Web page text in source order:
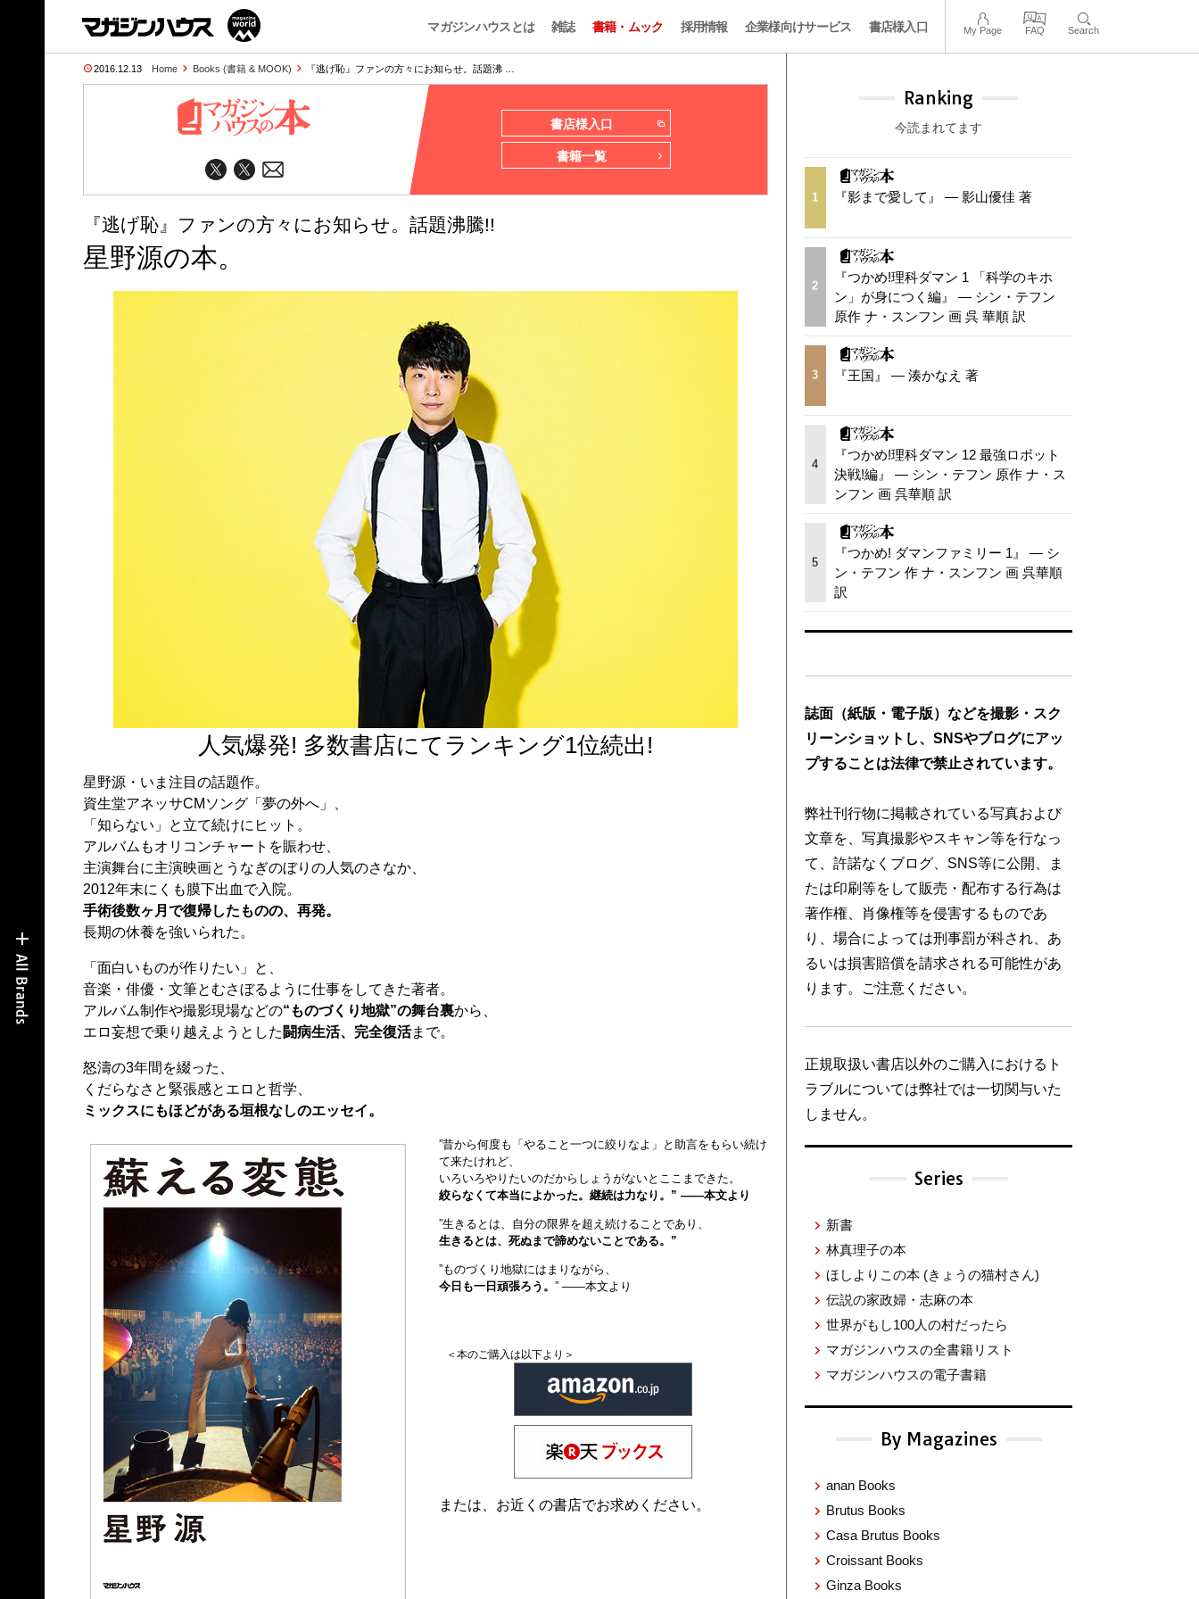
マガジンハウスとは 雑誌 書籍・ムック 採用情報 企業様向けサービス 書店様入口 My Page FAQ Search
2016.12.13 Home Books (書籍 & MOOK) 『逃げ恥』ファンの方々にお知らせ。話題沸 …
書店様入口
書籍一覧
『逃げ恥』ファンの方々にお知らせ。話題沸騰!!
星野源の本。
人気爆発! 多数書店にてランキング1位続出!
星野源・いま注目の話題作。
資生堂アネッサCMソング「夢の外へ」、
「知らない」と立て続けにヒット。
アルバムもオリコンチャートを賑わせ、
主演舞台に主演映画とうなぎのぼりの人気のさなか、
2012年末にくも膜下出血で入院。
手術後数ヶ月で復帰したものの、再発。
長期の休養を強いられた。
「面白いものが作りたい」と、
音楽・俳優・文筆とむさぼるように仕事をしてきた著者。
アルバム制作や撮影現場などの“ものづくり地獄”の舞台裏から、
エロ妄想で乗り越えようとした 闘病生活、完全復活まで。
怒濤の3年間を綴った、
くだらなさと緊張感とエロと哲学、
ミックスにもほどがある垣根なしのエッセイ。
”昔から何度も「やること一つに絞りなよ」と助言をもらい続け
て来たけれど、
いろいろやりたいのだからしょうがないとここまできた。
絞らなくて本当によかった。継続は力なり。” ――本文より
”生きるとは、自分の限界を超え続けることであり、
生きるとは、死ぬまで諦めないことである。”
”ものづくり地獄にはまりながら、
今日も一日頑張ろう。 ” ――本文より
＜本のご購入は以下より＞
または、お近くの書店でお求めください。
Ranking
今読まれてます
1 『影まで愛して』 — 影山優佳 著
2
『つかめ!理科ダマン 1 「科学のキホ
ン」が身につく編』 — シン・テフン
原作 ナ・スンフン 画 呉 華順 訳
3 『王国』 — 湊かなえ 著
4
『つかめ!理科ダマン 12 最強ロボット
決戦!編』 — シン・テフン 原作 ナ・ス
ンフン 画 呉華順 訳
5
『つかめ! ダマンファミリー 1』 — シ
ン・テフン 作 ナ・スンフン 画 呉華順
訳
誌面（紙版・電子版）などを撮影・スク
リーンショットし、SNSやブログにアッ
プすることは法律で禁止されています。
弊社刊行物に掲載されている写真および
文章を、写真撮影やスキャン等を行なっ
て、許諾なくブログ、SNS等に公開、ま
たは印刷等をして販売・配布する行為は
著作権、肖像権等を侵害するものであ
り、場合によっては刑事罰が科され、あ
るいは損害賠償を請求される可能性があ
ります。ご注意ください。
正規取扱い書店以外のご購入におけるト
ラブルについては弊社では一切関与いた
しません。
Series
新書
林真理子の本
ほしよりこの本 (きょうの猫村さん)
伝説の家政婦・志麻の本
世界がもし100人の村だったら
マガジンハウスの全書籍リスト
マガジンハウスの電子書籍
By Magazines
anan Books
Brutus Books
Casa Brutus Books
Croissant Books
Ginza Books